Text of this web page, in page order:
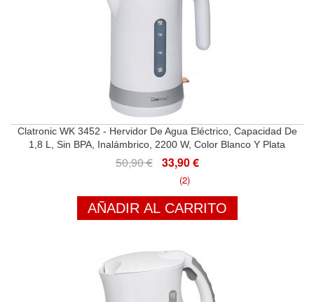
Clatronic WK 3452 - Hervidor De Agua Eléctrico, Capacidad De
1,8 L, Sin BPA, Inalámbrico, 2200 W, Color Blanco Y Plata
50,90 € 33,90 €
(2)
AÑADIR AL CARRITO